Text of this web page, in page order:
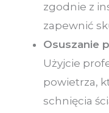
zgodnie z
zapewnić
Osuszanie
Użyjcie
powietrza,
schnięcia